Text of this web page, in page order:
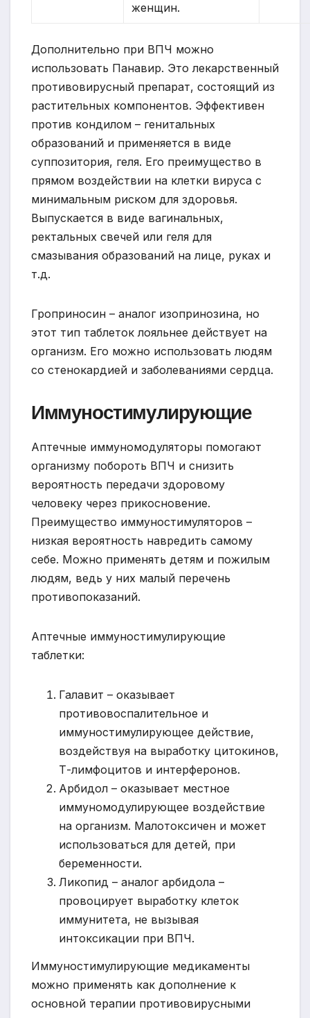
женщин.
Дополнительно при ВПЧ можно
использовать Панавир. Это лекарственный
противовирусный препарат, состоящий из
растительных компонентов. Эффективен
против кондилом – генитальных
образований и применяется в виде
суппозитория, геля. Его преимущество в
прямом воздействии на клетки вируса с
минимальным риском для здоровья.
Выпускается в виде вагинальных,
ректальных свечей или геля для
смазывания образований на лице, руках и
т.д.
Гроприносин – аналог изопринозина, но
этот тип таблеток лояльнее действует на
организм. Его можно использовать людям
со стенокардией и заболеваниями сердца.
Иммуностимулирующие
Аптечные иммуномодуляторы помогают
организму побороть ВПЧ и снизить
вероятность передачи здоровому
человеку через прикосновение.
Преимущество иммуностимуляторов –
низкая вероятность навредить самому
себе. Можно применять детям и пожилым
людям, ведь у них малый перечень
противопоказаний.
Аптечные иммуностимулирующие
таблетки:
Галавит – оказывает
противовоспалительное и
иммуностимулирующее действие,
воздействуя на выработку цитокинов,
Т-лимфоцитов и интерферонов.
Арбидол – оказывает местное
иммуномодулирующее воздействие
на организм. Малотоксичен и может
использоваться для детей, при
беременности.
Ликопид – аналог арбидола –
провоцирует выработку клеток
иммунитета, не вызывая
интоксикации при ВПЧ.
Иммуностимулирующие медикаменты
можно применять как дополнение к
основной терапии противовирусными